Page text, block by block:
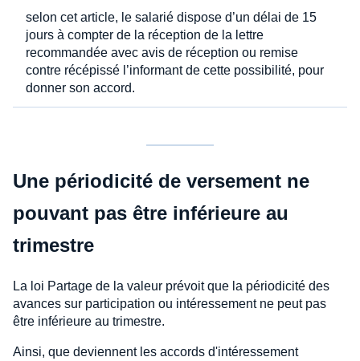
selon cet article, le salarié dispose d’un délai de 15
jours à compter de la réception de la lettre
recommandée avec avis de réception ou remise
contre récépissé l’informant de cette possibilité, pour
donner son accord.
Une périodicité de versement ne
pouvant pas être inférieure au
trimestre
La loi Partage de la valeur prévoit que la périodicité des
avances sur participation ou intéressement ne peut pas
être inférieure au trimestre.
Ainsi, que deviennent les accords d'intéressement